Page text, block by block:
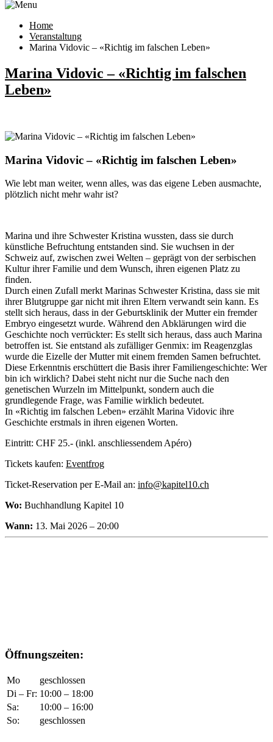
Home
Veranstaltung
Marina Vidovic – «Richtig im falschen Leben»
Marina Vidovic – «Richtig im falschen
Leben»
Marina Vidovic – «Richtig im falschen Leben»
Wie lebt man weiter, wenn alles, was das eigene Leben ausmachte,
plötzlich nicht mehr wahr ist?
Marina und ihre Schwester Kristina wussten, dass sie durch
künstliche Befruchtung entstanden sind. Sie wuchsen in der
Schweiz auf, zwischen zwei Welten – geprägt von der serbischen
Kultur ihrer Familie und dem Wunsch, ihren eigenen Platz zu
finden.
Durch einen Zufall merkt Marinas Schwester Kristina, dass sie mit
ihrer Blutgruppe gar nicht mit ihren Eltern verwandt sein kann. Es
stellt sich heraus, dass in der Geburtsklinik der Mutter ein fremder
Embryo eingesetzt wurde. Während den Abklärungen wird die
Geschichte noch verrückter: Es stellt sich heraus, dass auch Marina
betroffen ist. Sie entstand als zufälliger Genmix: im Reagenzglas
wurde die Eizelle der Mutter mit einem fremden Samen befruchtet.
Diese Erkenntnis erschüttert die Basis ihrer Familiengeschichte: Wer
bin ich wirklich? Dabei steht nicht nur die Suche nach den
genetischen Wurzeln im Mittelpunkt, sondern auch die
grundlegende Frage, was Familie wirklich bedeutet.
In «Richtig im falschen Leben» erzählt Marina Vidovic ihre
Geschichte erstmals in ihren eigenen Worten.
Eintritt: CHF 25.- (inkl. anschliessendem Apéro)
Tickets kaufen: Eventfrog
Ticket-Reservation per E-Mail an: info@kapitel10.ch
Wo: Buchhandlung Kapitel 10
Wann: 13. Mai 2026 – 20:00
Öffnungszeiten:
Mo
geschlossen
Di – Fr: 10:00 – 18:00
Sa:
10:00 – 16:00
So:
geschlossen